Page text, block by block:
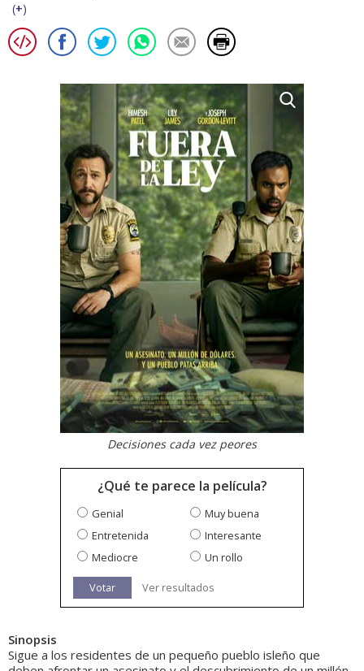
(+)
Decisiones cada vez peores
¿Qué te parece la película?
Genial
Muy buena
Entretenida
Interesante
Mediocre
Un rollo
Votar Ver resultados
Sinopsis
Sigue a los residentes de un pequeño pueblo isleño que